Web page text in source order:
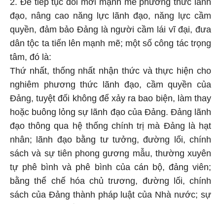
2. Để tiếp tục đổi mới mạnh mẽ phương thức lãnh
đạo, nâng cao năng lực lãnh đạo, năng lực cầm
quyền, đảm bảo Đảng là người cầm lái vĩ đại, đưa
dân tộc ta tiến lên mạnh mẽ; một số công tác trọng
tâm, đó là:
Thứ nhất, thống nhất nhận thức và thực hiện cho
nghiêm phương thức lãnh đạo, cầm quyền của
Đảng, tuyệt đối không để xảy ra bao biện, làm thay
hoặc buông lỏng sự lãnh đạo của Đảng. Đảng lãnh
đạo thông qua hệ thống chính trị mà Đảng là hạt
nhân; lãnh đạo bằng tư tưởng, đường lối, chính
sách và sự tiên phong gương mẫu, thường xuyên
tự phê bình và phê bình của cán bộ, đảng viên;
bằng thể chế hóa chủ trương, đường lối, chính
sách của Đảng thành pháp luật của Nhà nước; sự